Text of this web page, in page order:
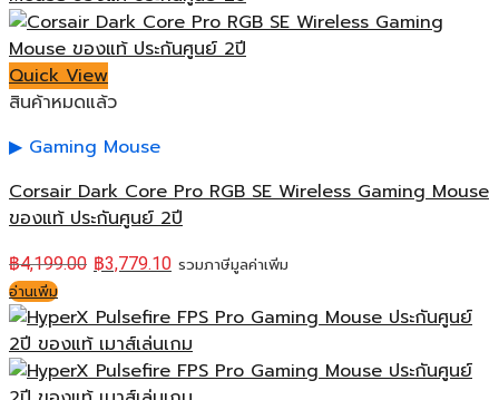
Quick View
สินค้าหมดแล้ว
Gaming Mouse
Corsair Dark Core Pro RGB SE Wireless Gaming Mouse
ของแท้ ประกันศูนย์ 2ปี
฿4,199.00 ฿3,779.10 รวมภาษีมูลค่าเพิ่ม
อ่านเพิ่ม